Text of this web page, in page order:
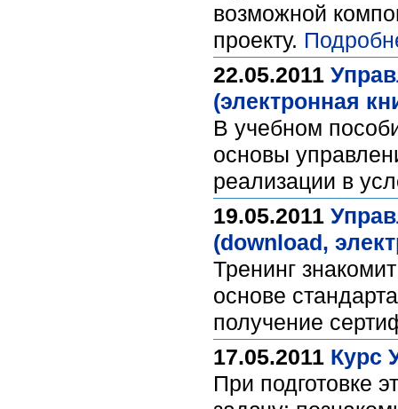
возможной
проекту.
22.05.2011
(электронная
В учебном
основы
реализации в
19.05.2011
(download,
Тренинг
основе
получение
17.05.2011 Курс
При подготовке